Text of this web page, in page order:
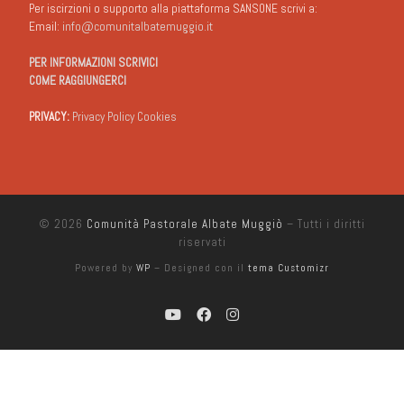
Per iscirzioni o supporto alla piattaforma SANSONE scrivi a:
Email: info@comunitalbatemuggio.it
PER INFORMAZIONI SCRIVICI
COME RAGGIUNGERCI
PRIVACY: Privacy Policy Cookies
© 2026 Comunità Pastorale Albate Muggiò – Tutti i diritti
riservati
Powered by WP – Designed con il tema Customizr